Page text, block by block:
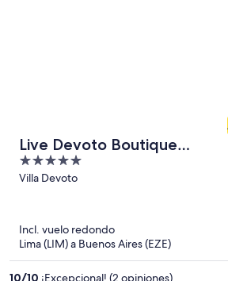
Live Devoto Boutique
Apartments
5
out
Villa Devoto
Incl. vuelo redondo
Lima (LIM) a Buenos Aires (EZE)